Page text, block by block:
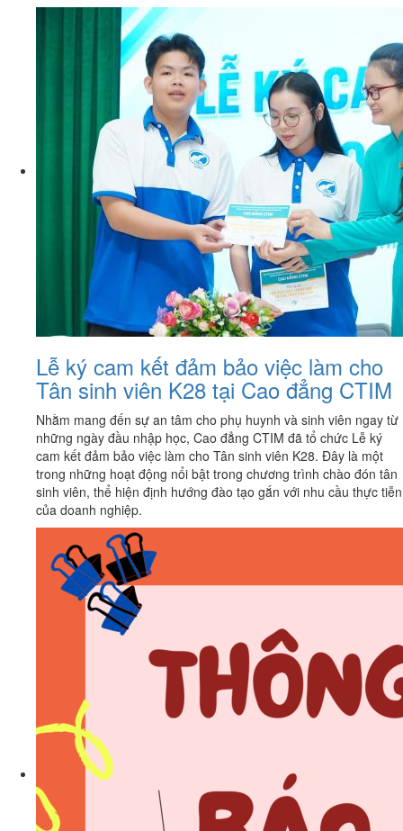
Lễ ký cam kết đảm bảo việc làm cho
Tân sinh viên K28 tại Cao đẳng CTIM
Nhằm mang đến sự an tâm cho phụ huynh và sinh viên ngay từ
những ngày đầu nhập học, Cao đẳng CTIM đã tổ chức Lễ ký
cam kết đảm bảo việc làm cho Tân sinh viên K28. Đây là một
trong những hoạt động nổi bật trong chương trình chào đón tân
sinh viên, thể hiện định hướng đào tạo gắn với nhu cầu thực tiễn
của doanh nghiệp.